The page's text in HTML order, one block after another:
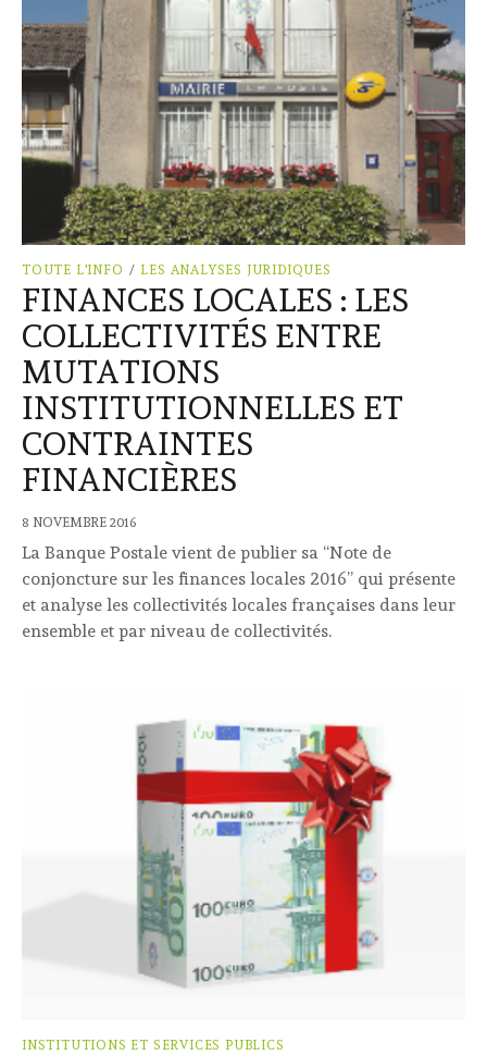
TOUTE L'INFO / LES ANALYSES JURIDIQUES
FINANCES LOCALES : LES
COLLECTIVITÉS ENTRE
MUTATIONS
INSTITUTIONNELLES ET
CONTRAINTES
FINANCIÈRES
8 NOVEMBRE 2016
La Banque Postale vient de publier sa “Note de
conjoncture sur les finances locales 2016” qui présente
et analyse les collectivités locales françaises dans leur
ensemble et par niveau de collectivités.
INSTITUTIONS ET SERVICES PUBLICS